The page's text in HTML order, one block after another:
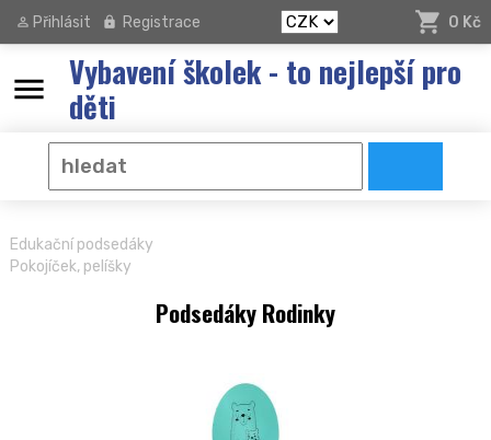
Přihlásit Registrace 0 Kč
menu
Vybavení školek - to nejlepší pro
děti
Edukační podsedáky
Pokojíček, pelíšky
Podsedáky Rodinky